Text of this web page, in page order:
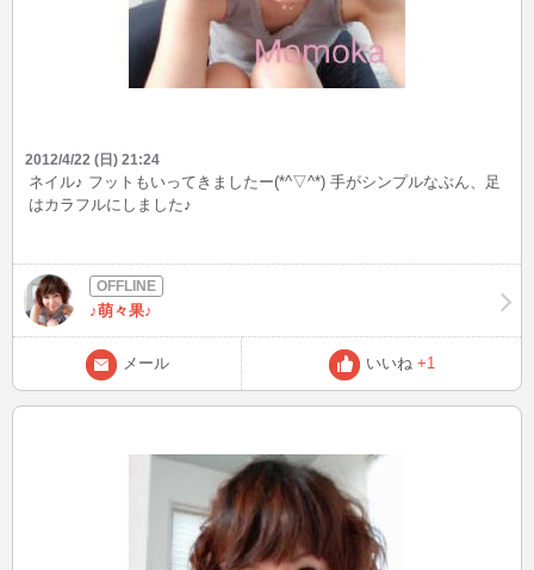
2012/4/22 (日) 21:24
ネイル♪ フットもいってきましたー(*^▽^*) 手がシンプルなぶん、足
はカラフルにしました♪
♪萌々果♪
メール いいね +1